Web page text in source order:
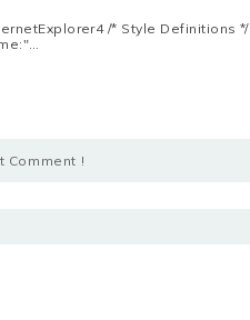
/* Style Definitions */
Comment !